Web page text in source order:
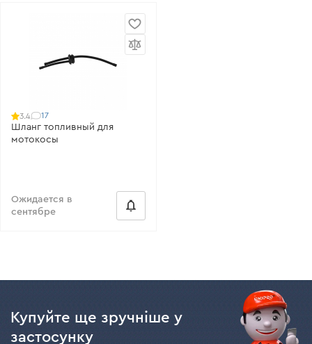
3.4 17
Шланг топливный для
мотокосы
Ожидается в
сентябре
Купуйте ще зручніше у
застосунку